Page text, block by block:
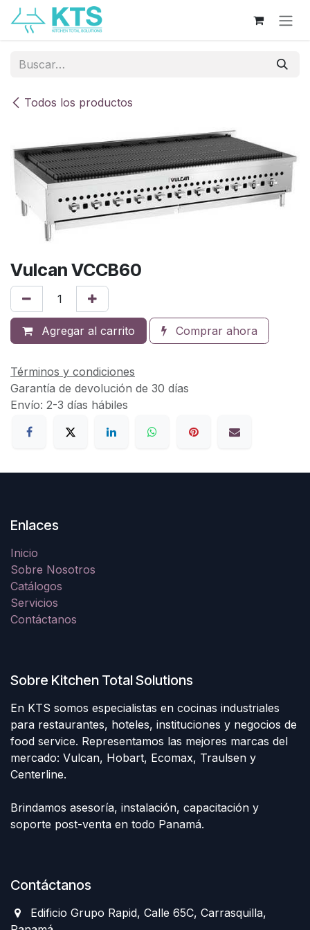
Ir al contenido
Todos los productos
Vulcan VCCB60
Agregar al carrito Comprar ahora
Términos y condiciones
Garantía de devolución de 30 días
Envío: 2-3 días hábiles
Enlaces
Inicio
Sobre Nosotros
Catálogos
Servicios
Contáctanos
Sobre Kitchen Total Solutions
En KTS somos especialistas en cocinas industriales
para restaurantes, hoteles, instituciones y negocios de
food service. Representamos las mejores marcas del
mercado: Vulcan, Hobart, Ecomax, Traulsen y
Centerline.
Brindamos asesoría, instalación, capacitación y
soporte post-venta en todo Panamá.
Contáctanos
Edificio Grupo Rapid, Calle 65C, Carrasquilla,